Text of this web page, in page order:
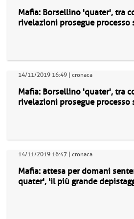
Mafia: Borsellino 'quater', tra
rivelazioni prosegue processo
14/11/2019 16:49 | cronaca
Mafia: Borsellino 'quater', tra
rivelazioni prosegue processo
14/11/2019 16:47 | cronaca
Mafia: attesa per domani
quater', 'il più grande